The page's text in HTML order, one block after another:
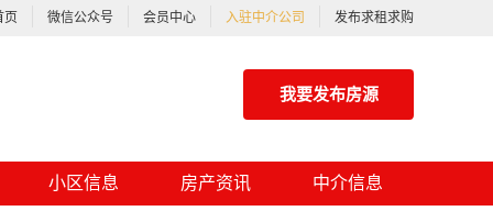
页 微信公众号 会员中心 入驻中介公司 发布求租求购
我要发布房源
小区信息 房产资讯 中介信息